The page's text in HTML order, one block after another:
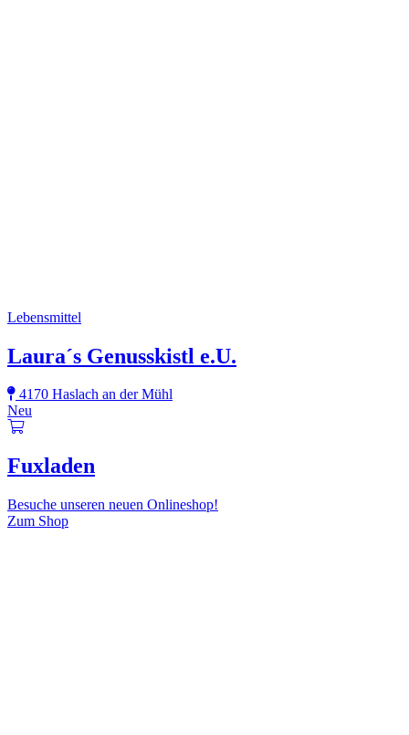
Lebensmittel
Laura´s Genusskistl e.U.
4170 Haslach an der Mühl
Neu
Fuxladen
Besuche unseren neuen Onlineshop!
Zum Shop